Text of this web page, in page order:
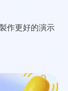
作更好的演示